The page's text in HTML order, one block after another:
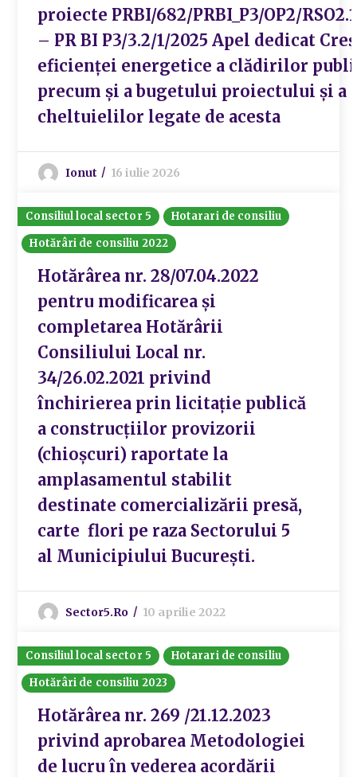
proiecte PRBI/682/PRBI_P3/OP2/
– PR BI P3/3.2/1/2025 Apel dedicat
eficienței energetice a clădirilor
precum și a bugetului proiectului și a
cheltuielilor legate de acesta
Ionut 16 iulie 2026
Consiliul local sector 5
Hotarari de consiliu
Hotărâri de consiliu 2022
Hotărârea nr. 28/07.04.2022
pentru modificarea și
completarea Hotărârii
Consiliului Local nr.
34/26.02.2021 privind
închirierea prin licitație publică
a construcțiilor provizorii
(chioșcuri) raportate la
amplasamentul stabilit
destinate comercializării presă,
carte flori pe raza Sectorului 5
al Municipiului București.
Sector5.ro 10 aprilie 2022
Consiliul local sector 5
Hotarari de consiliu
Hotărâri de consiliu 2023
Hotărârea nr. 269 /21.12.2023
privind aprobarea Metodologiei
de lucru în vederea acordării